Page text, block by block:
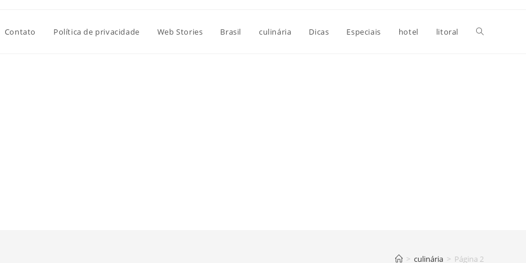
Contato Política de privacidade Web Stories Brasil culinária Dicas Especiais hotel litoral Alternar
> culinária > Página 2